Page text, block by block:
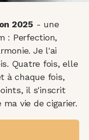
2025 - une
: Perfection,
Je l'ai
Quatre fois, elle
à chaque fois,
il s'inscrit
vie de cigarier.